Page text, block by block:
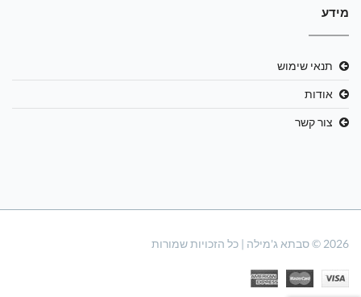
מידע
תנאי שימוש
אודות
צור קשר
2026 © סבתא ג'מילה | כל הזכויות שמורות